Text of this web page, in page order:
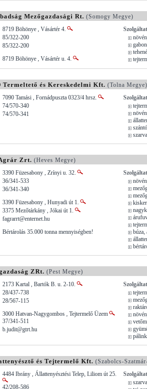
Mezőgazdasági Rt. (Somogy Megye)
8719 Böhönye , Vásártér 4.
85/322-200
85/322-200
8719 Böhönye , Vásártér u. 4.
Termeltető és Kereskedelmi Kft. (Tolna Megye)
7090 Tamási , Fornádpuszta 0323/4 hrsz.
74/570-340
74/570-341
Zrt. (Heves Megye)
3390 Füzesabony , Zrínyi u. 32.
36/341-533
36/341-340
3390 Füzesabony , Hunyadi út 1.
3375 Mezőtárkány , Jókai út 1.
fagrarrt@enternet.hu
Bértárolás 35.000 tonna mennyiségben!
búza,
ZRt. (Pest Megye)
2173 Kartal , Bartók B. u. 2-10.
28/437-738
28/567-115
3000 Hatvan-Nagygombos , Tejtermelő Üzem
37/341-511
b.judit@gtrt.hu
és Tejtermelő Kft. (Szabolcs-
4484 Ibrány , Állattenyésztési Telep, Liliom út 25.
42/208-586